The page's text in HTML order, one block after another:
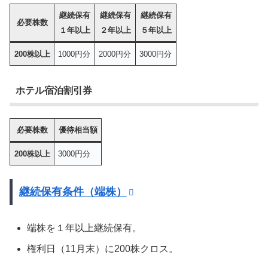
必要株数
継続保有
１年以上
継続保有
２年以上
継続保有
５年以上
200株以上 1000円分 2000円分 3000円分
ホテル宿泊割引券
必要株数 優待相当額
200株以上 3000円分
継続保有条件（端株）
端株を１年以上継続保有。
権利日（11月末）に200株クロス。